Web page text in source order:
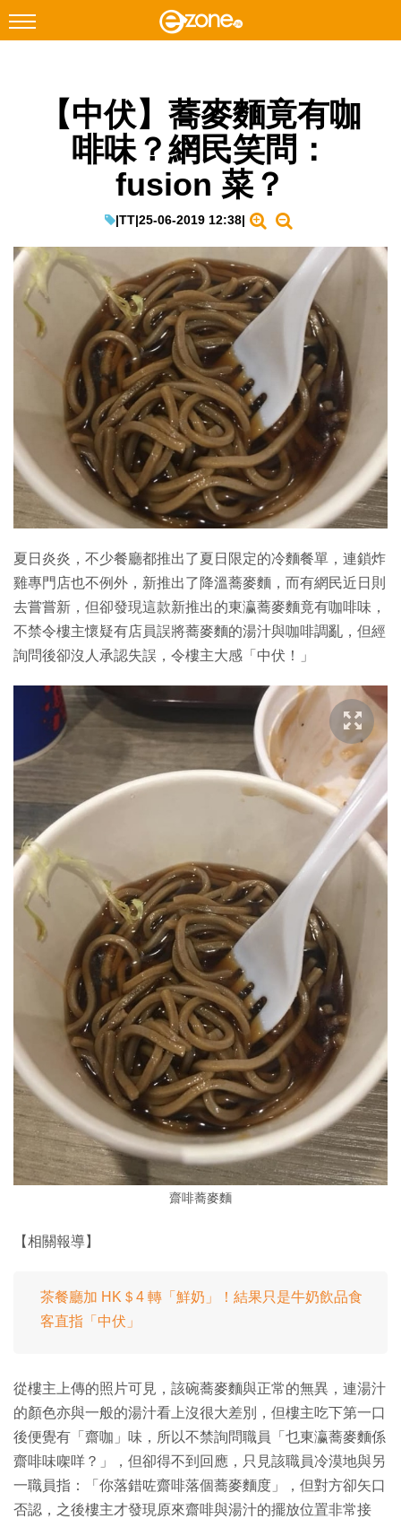
Facebook Instagram
教學評測
EduTech
IT Times
生成式AI與雲端應用
Enterprise Digital Transformation
【中伏】蕎麥麵竟有咖
啡味？網民笑問：
fusion 菜？
|TT|25-06-2019 12:38|
夏日炎炎，不少餐廳都推出了夏日限定的冷麵餐單，連鎖炸
雞專門店也不例外，新推出了降溫蕎麥麵，而有網民近日則
去嘗嘗新，但卻發現這款新推出的東瀛蕎麥麵竟有咖啡味，
不禁令樓主懷疑有店員誤將蕎麥麵的湯汁與咖啡調亂，但經
詢問後卻沒人承認失誤，令樓主大感「中伏！」
齋啡蕎麥麵
【相關報導】
茶餐廳加 HK＄4 轉「鮮奶」！結果只是牛奶飲品食
客直指「中伏」
從樓主上傳的照片可見，該碗蕎麥麵與正常的無異，連湯汁
的顏色亦與一般的湯汁看上沒很大差別，但樓主吃下第一口
後便覺有「齋咖」味，所以不禁詢問職員「乜東瀛蕎麥麵係
齋啡味㗎咩？」，但卻得不到回應，只見該職員冷漠地與另
一職員指：「你落錯咗齋啡落個蕎麥麵度」，但對方卻矢口
否認，之後樓主才發現原來齋啡與湯汁的擺放位置非常接